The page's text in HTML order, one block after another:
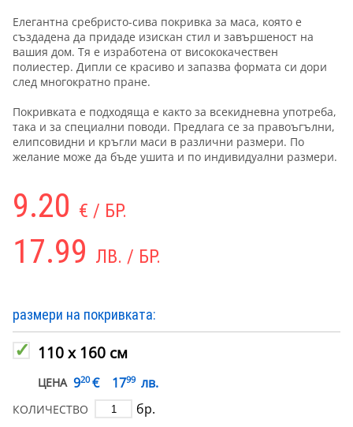
Елегантна сребристо-сива покривка за маса, която е
създадена да придаде изискан стил и завършеност на
вашия дом. Тя е изработена от висококачествен
полиестер. Дипли се красиво и запазва формата си дори
след многократно пране.
Покривката е подходяща е както за всекидневна употреба,
така и за специални поводи. Предлага се за правоъгълни,
елипсовидни и кръгли маси в различни размери. По
желание може да бъде ушита и по индивидуални размери.
9.20 € / БР.
17.99 ЛВ. / БР.
размери на покривката:
110 х 160 см
ЦЕНА 920 € 1799 лв.
КОЛИЧЕСТВО бр.